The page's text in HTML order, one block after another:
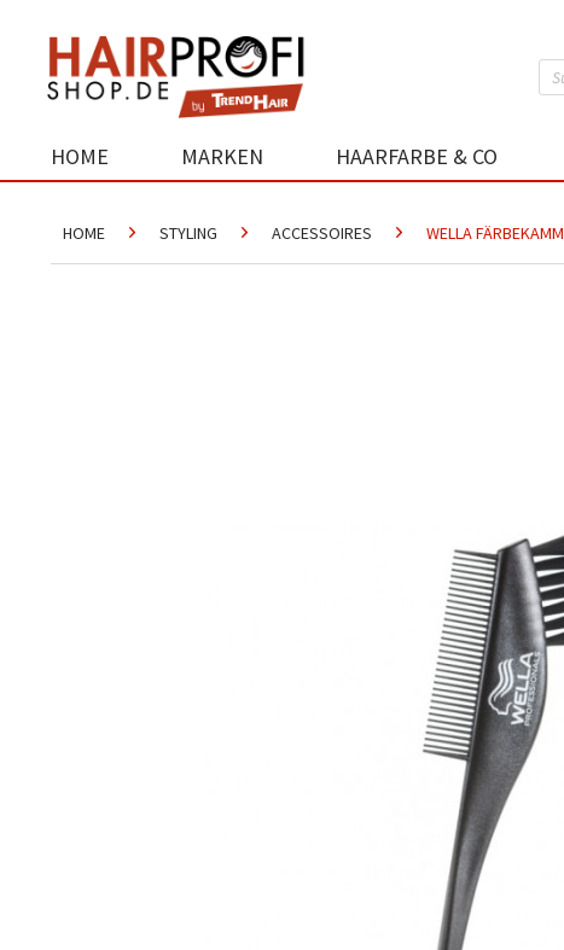
HOME MARKEN HAARFARBE & CO
HOME STYLING ACCESSOIRES WELLA FÄRBEKAMM